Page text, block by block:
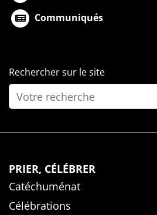
Communiqués
Rechercher sur le site
PRIER, CÉLÉBRER
Catéchuménat
Célébrations